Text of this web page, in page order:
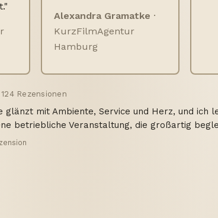
Alexandra Gramatke ·
KurzFilmAgentur
Hamburg
Rezensionen
Atmosphäre der FilmFabrique
auf Augenhöhe. Wir kehren gerne
die große Filmwerkstatt voller internationaler